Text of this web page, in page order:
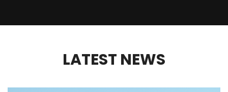
6 JULIO, 2024
Parque Nacional Ansenuza
LATEST NEWS